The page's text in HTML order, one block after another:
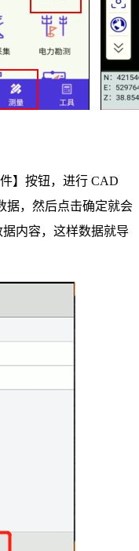
】按钮，进行 CAD
据，然后点击确定就会
内容，这样数据就导